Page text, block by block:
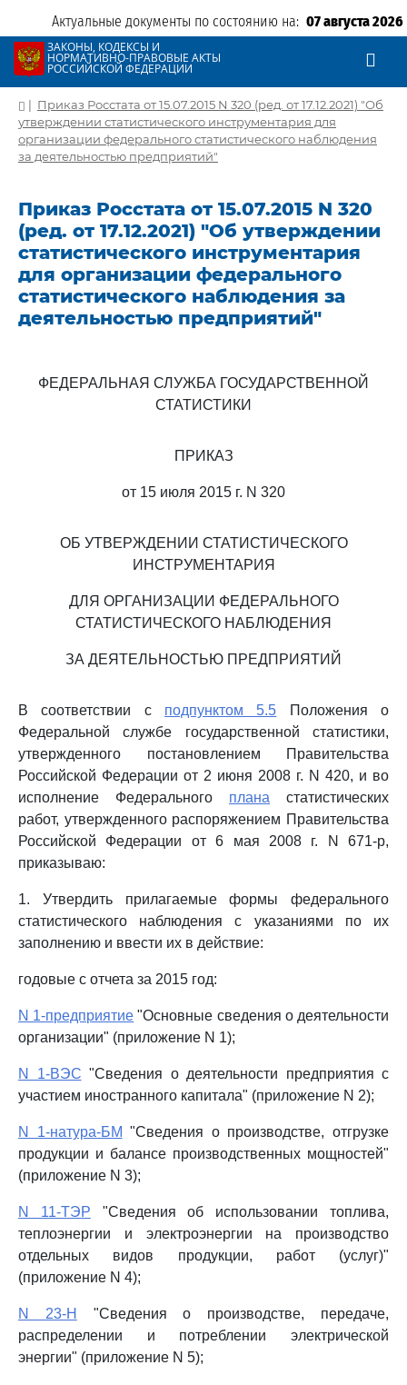
Актуальные документы по состоянию на: 07 августа 2026
ЗАКОНЫ, КОДЕКСЫ И
НОРМАТИВНО-ПРАВОВЫЕ АКТЫ
РОССИЙСКОЙ ФЕДЕРАЦИИ
| Приказ Росстата от 15.07.2015 N 320 (ред. от 17.12.2021) "Об
утверждении статистического инструментария для
организации федерального статистического наблюдения
за деятельностью предприятий"
Приказ Росстата от 15.07.2015 N 320
(ред. от 17.12.2021) "Об утверждении
статистического инструментария
для организации федерального
статистического наблюдения за
деятельностью предприятий"
ФЕДЕРАЛЬНАЯ СЛУЖБА ГОСУДАРСТВЕННОЙ
СТАТИСТИКИ
ПРИКАЗ
от 15 июля 2015 г. N 320
ОБ УТВЕРЖДЕНИИ СТАТИСТИЧЕСКОГО
ИНСТРУМЕНТАРИЯ
ДЛЯ ОРГАНИЗАЦИИ ФЕДЕРАЛЬНОГО
СТАТИСТИЧЕСКОГО НАБЛЮДЕНИЯ
ЗА ДЕЯТЕЛЬНОСТЬЮ ПРЕДПРИЯТИЙ
В соответствии с подпунктом 5.5 Положения о
Федеральной службе государственной статистики,
утвержденного постановлением Правительства
Российской Федерации от 2 июня 2008 г. N 420, и во
исполнение Федерального плана статистических
работ, утвержденного распоряжением Правительства
Российской Федерации от 6 мая 2008 г. N 671-р,
приказываю:
1. Утвердить прилагаемые формы федерального
статистического наблюдения с указаниями по их
заполнению и ввести их в действие:
годовые с отчета за 2015 год:
N 1-предприятие "Основные сведения о деятельности
организации" (приложение N 1);
N 1-ВЭС "Сведения о деятельности предприятия с
участием иностранного капитала" (приложение N 2);
N 1-натура-БМ "Сведения о производстве, отгрузке
продукции и балансе производственных мощностей"
(приложение N 3);
N 11-ТЭР "Сведения об использовании топлива,
теплоэнергии и электроэнергии на производство
отдельных видов продукции, работ (услуг)"
(приложение N 4);
N 23-Н
"Сведения о производстве, передаче,
распределении и потреблении электрической
энергии" (приложение N 5);